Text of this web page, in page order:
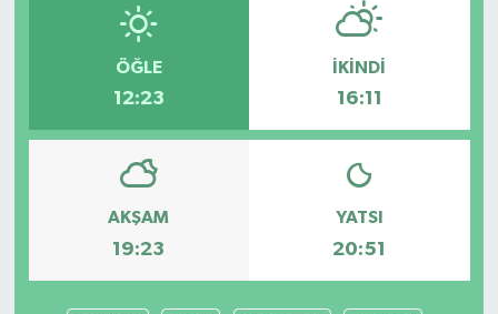
ÖĞLE
12:23
İKINDI
16:11
AKŞAM
19:23
YATSI
20:51